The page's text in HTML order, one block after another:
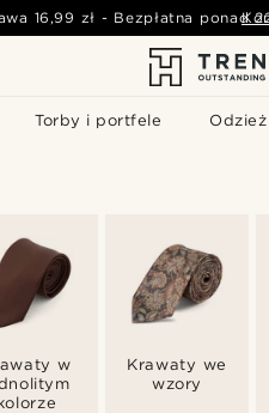
Torby i portfele
16,99 zł - Bezpłatna ponad
w
Krawaty we
wzory